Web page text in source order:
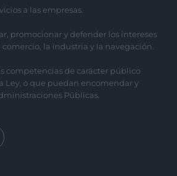
a las empresas.
promocionar y defender los intereses
comercio, la industria y la navegación.
competencias de carácter público
Ley, o que puedan encomendar y
Públicas.